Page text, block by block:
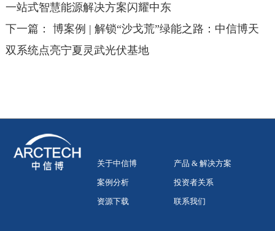
一站式智慧能源解决方案闪耀中东
下一篇：
博案例 | 解锁“沙戈荒”绿能之路：中信博天
双系统点亮宁夏灵武光伏基地
关于中信博 产品 & 解决方案
案例分析 投资者关系
资源下载 联系我们